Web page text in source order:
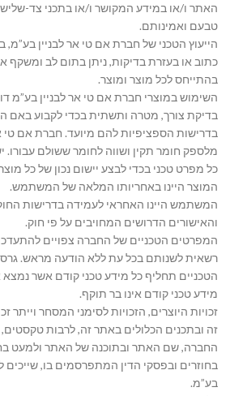
האתר ו/או במידע המקושר ו/או בתכני צד-
טבעם ואמינותם.
הייעוץ הטכני של חברת אם טי אר לבניין בע”מ,
כתוב או בעזרת בדיקות, ניתן בתום לב ומשקף
בהתייחס לכל מוצר ומוצר.
השימוש במוצרי חברת אם טי אר לבניין בע”מ
בדיקת צורך, מטרה ותשתית בכדי לקבוע באם
בדרישות הספציפיות להם מיועד. חברת אם טי
מלספק חומר תקין ושווה לחומר ששולם עבורו.
כל מפרט טכני בכדי לבצע יישום נכון של כל
המוצר היינו באחריותו המלאה של המשתמש.
המשתמש היינו האחראי לעמידה בדרישות
והאישורים הדרושים המחויבים על פי חוק.
המפרטים הטכניים של החברה צפויים
רשאית לשנותם בכל עת ללא הודעה מראש.
הטכניים תחליף כל מידע טכני קודם אשר
מידע טכני קודם אינו בר תוקף.
זכויות היוצרים, הזכויות לסימני המסחר וייתר
זה ובתכנים הכלולים באתר זה, לרבות טקסטים,
החברה, שם האתר ובתוכנה של האתר ולמעט
בחוזרים ובפסקי הדין המתפרסמים בו, שייכים
בע”מ.